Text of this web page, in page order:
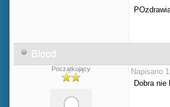
Blood
Początkujący
Napisano
Dobra